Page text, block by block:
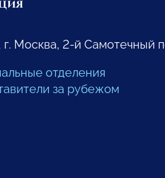
г. Москва, 2-й Самотечный
отделения
за рубежом